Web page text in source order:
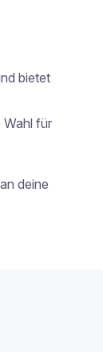
bietet
Wahl für
deine